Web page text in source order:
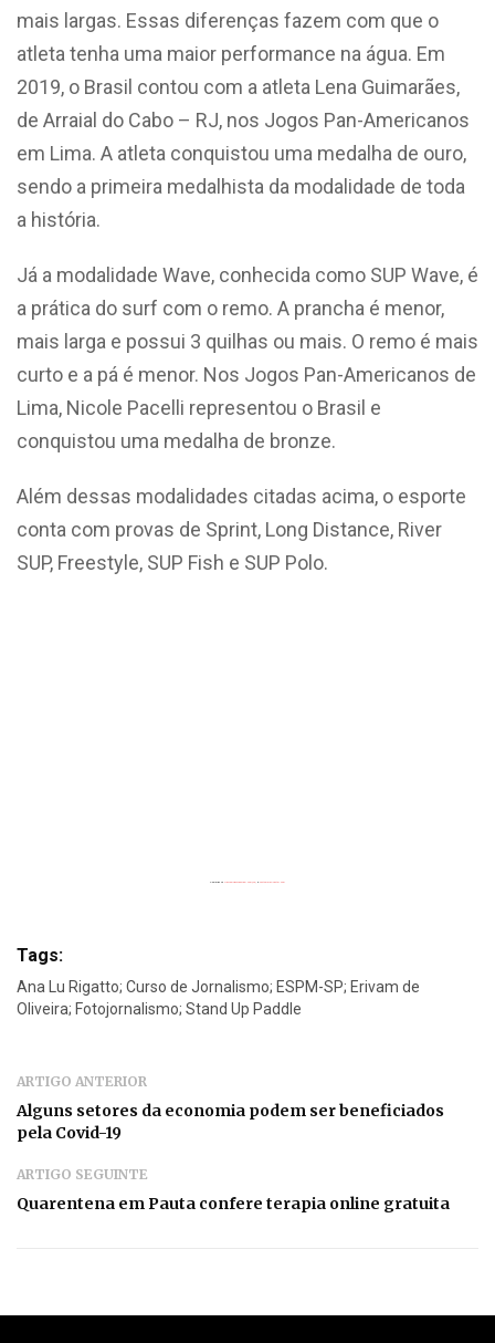
mais largas. Essas diferenças fazem com que o
atleta tenha uma maior performance na água. Em
2019, o Brasil contou com a atleta Lena Guimarães,
de Arraial do Cabo – RJ, nos Jogos Pan-Americanos
em Lima. A atleta conquistou uma medalha de ouro,
sendo a primeira medalhista da modalidade de toda
a história.
Já a modalidade Wave, conhecida como SUP Wave, é
a prática do surf com o remo. A prancha é menor,
mais larga e possui 3 quilhas ou mais. O remo é mais
curto e a pá é menor. Nos Jogos Pan-Americanos de
Lima, Nicole Pacelli representou o Brasil e
conquistou uma medalha de bronze.
Além dessas modalidades citadas acima, o esporte
conta com provas de Sprint, Long Distance, River
SUP, Freestyle, SUP Fish e SUP Polo.
Tags:
Ana Lu Rigatto; Curso de Jornalismo; ESPM-SP; Erivam de
Oliveira; Fotojornalismo; Stand Up Paddle
ARTIGO ANTERIOR
Alguns setores da economia podem ser beneficiados
pela Covid-19
ARTIGO SEGUINTE
Quarentena em Pauta confere terapia online gratuita